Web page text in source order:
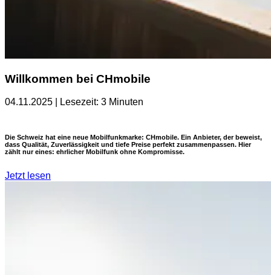
Willkommen bei CHmobile
04.11.2025 | Lesezeit: 3 Minuten
Die Schweiz hat eine neue Mobilfunkmarke: CHmobile. Ein Anbieter, der beweist,
dass Qualität, Zuverlässigkeit und tiefe Preise perfekt zusammenpassen. Hier
zählt nur eines: ehrlicher Mobilfunk ohne Kompromisse.
Jetzt lesen